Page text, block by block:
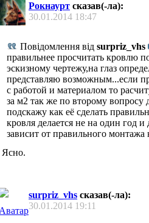
Рокнаурт сказав(-ла):
30.01.2014 18:47
Повідомлення від surpriz_vhs
правильнее просчитать кровлю
эскизному чертежу,на глаз
представляю возможным...если
с работой и материалом то
за м2 так же по второму вопросу
подскажу как её сделать
кровля делается не на один год
зависит от правильного монтажа
Ясно.
surpriz_vhs сказав(-ла):
30.01.2014 19:11